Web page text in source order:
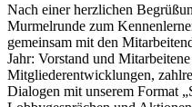
Nach einer herzlichen
Murmelrunde zum
gemeinsam mit den
Jahr: Vorstand und
Mitgliederentwicklungen,
Dialogen mit unserem Format